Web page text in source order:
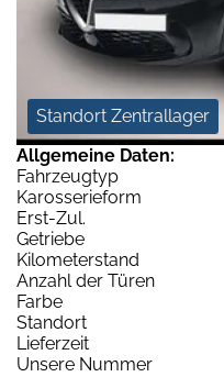
Standort Zentrallager
Allgemeine Daten:
Fahrzeugtyp
Karosserieform
Erst-Zul.
Getriebe
Kilometerstand
Anzahl der Türen
Farbe
Standort
Lieferzeit
Unsere Nummer